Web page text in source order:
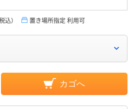
込） 置き場所指定 利用可
カゴへ